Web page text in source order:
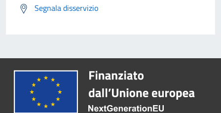
Segnala disservizio